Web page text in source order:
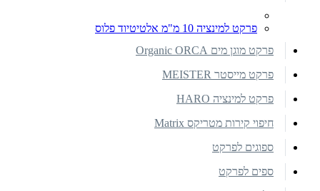
פרקט למינציה 10 מ"מ אלטיטיוד פלוס
פרקט מוגן מים Organic ORCA
פרקט מייסטר MEISTER
פרקט למינציה HARO
חיפוי קירות מטריקס Matrix
ספוגים לפרקט
ספים לפרקט